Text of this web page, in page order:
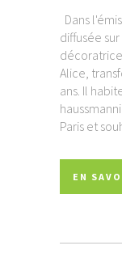
Dans
diffusée
Alice,
ans. Il
Paris et
EN